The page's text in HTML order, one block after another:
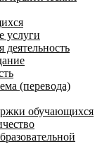
услуги
деятельность
(перевода)
обучающихся